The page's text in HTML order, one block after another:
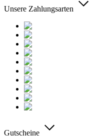
Unsere Zahlungsarten
Gutscheine